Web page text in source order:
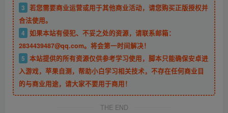
3 若您需要商业运营或用于其他商业活动，请您购买正版授权并
合法使用。
4 如果本站有侵犯、不妥之处的资源，请联系邮箱：
2834439487@qq.com。将会第一时间解决！
5 本站提供的所有资源仅供参考学习使用，脚本只能确保安卓进
入游戏，苹果自测，帮助小白学习相关技术，不存在任何商业目
的与商业用途，请大家不要用于商用！
THE END